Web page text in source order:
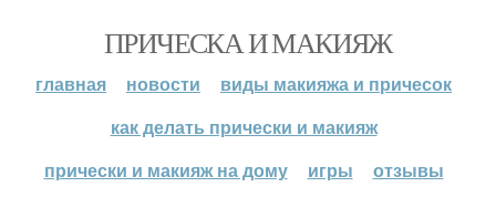
ПРИЧЕСКА И МАКИЯЖ
главная новости
виды макияжа и причесок
как делать прически и макияж
прически и макияж на дому
игры отзывы